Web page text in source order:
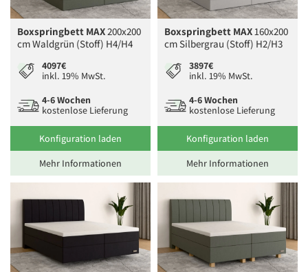
Boxspringbett MAX200x200
cm Waldgrün (Stoff) H4/H4
4097€
inkl. 19% MwSt.
4-6 Wochen
kostenlose Lieferung
Konfiguration laden
Mehr Informationen
Boxspringbett MAX160x200
cm Silbergrau (Stoff) H2/H3
3897€
inkl. 19% MwSt.
4-6 Wochen
kostenlose Lieferung
Konfiguration laden
Mehr Informationen